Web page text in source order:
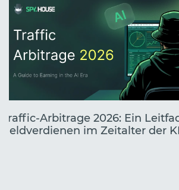
Traffic-Arbitrage 2026: Ein
Geldverdienen im Zeitalter der KI